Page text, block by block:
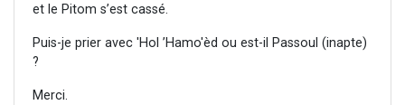
et le Pitom s’est cassé.
Puis-je prier avec 'Hol ’Hamo'èd ou est-il Passoul (inapte)
?
Merci.